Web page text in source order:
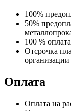
100%
50%
100 %
Отсрочка
организации
Оплата
Оплата на